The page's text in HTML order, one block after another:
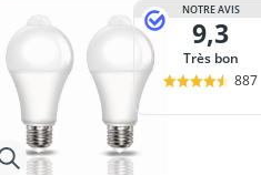
NOTRE AVIS
9,3
Très bon
887